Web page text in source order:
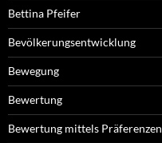
Bettina Pfeifer
Bevölkerungsentwicklung
Bewegung
Bewertung
Bewertung mittels Präferenzen